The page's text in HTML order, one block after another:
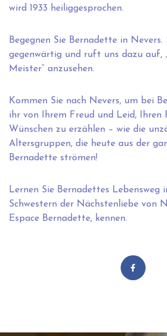
wird 1933 heiliggesprochen.
Begegnen Sie Bernadette in Nevers.
gegenwärtig und ruft uns dazu auf,
Meister“ anzusehen.
Kommen Sie nach Nevers, um bei
ihr von Ihrem Freud und Leid, Ihren
Wünschen zu erzählen – wie die
Altersgruppen, die heute aus der
Bernadette strömen!
Lernen Sie Bernadettes Lebensweg
Schwestern der Nächstenliebe von
Espace Bernadette, kennen.